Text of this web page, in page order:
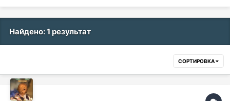
Найдено: 1 результат
СОРТИРОВКА